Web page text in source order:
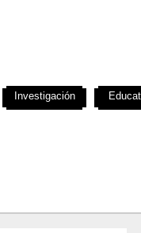
Investigación